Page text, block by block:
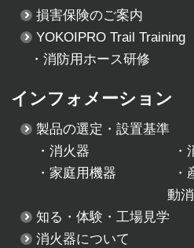
損害保険のご案内
YOKOIPRO Trail Training
・消防用ホース研修
インフォメーション
製品の選定・設置基準
・消火器 ・
・ 家庭用機器 ・
動
知る・体験・工場見学
消火器について